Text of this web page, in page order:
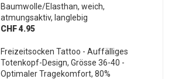
Baumwolle/Elasthan, weich,
atmungsaktiv, langlebig
CHF 4.95
Freizeitsocken Tattoo - Auffälliges
Totenkopf-Design, Grösse 36-40 -
Optimaler Tragekomfort, 80%